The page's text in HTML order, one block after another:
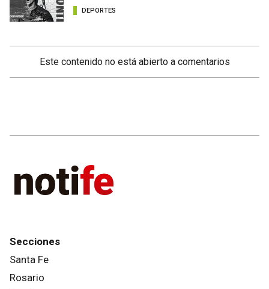
DEPORTES
Este contenido no está abierto a comentarios
Secciones
Santa Fe
Rosario